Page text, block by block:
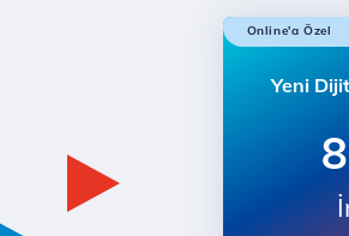
Online'a Özel
Yeni